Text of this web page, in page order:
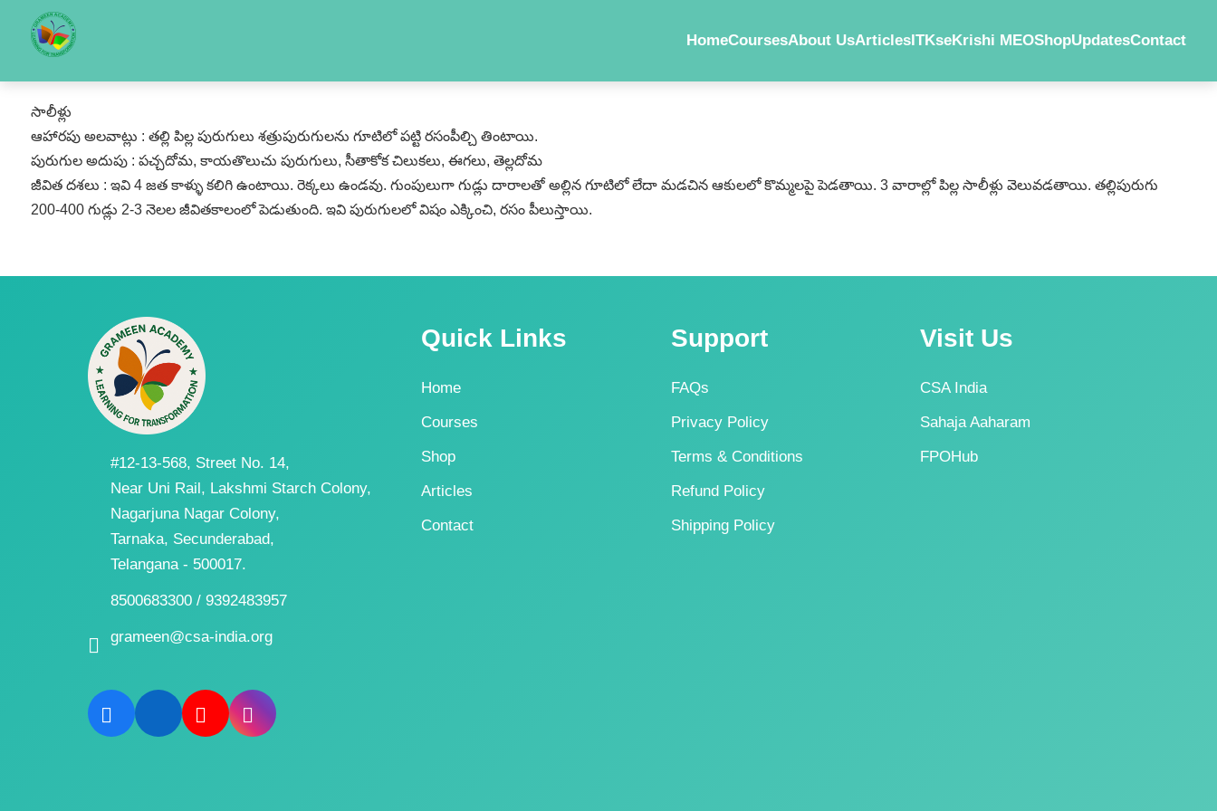
HomeCoursesAbout UsArticlesITKseKrishi MEOShopUpdatesContact
సాలీళ్లు
ఆహారపు అలవాట్లు : తల్లి పిల్ల పురుగులు శత్రుపురుగులను గూటిలో పట్టి రసంపీల్చి తింటాయి.
పురుగుల అదుపు : పచ్చదోమ, కాయతొలుచు పురుగులు, సీతాకోక చిలుకలు, ఈగలు, తెల్లదోమ
జీవిత దశలు : ఇవి 4 జత కాళ్ళు కలిగి ఉంటాయి. రెక్కలు ఉండవు. గుంపులుగా గుడ్లు దారాలతో అల్లిన గూటిలో లేదా మడచిన ఆకులలో కొమ్మలపై పెడతాయి. 3 వారాల్లో పిల్ల సాలీళ్లు వెలువడతాయి. తల్లిపురుగు
200-400 గుడ్లు 2-3 నెలల జీవితకాలంలో పెడుతుంది. ఇవి పురుగులలో విషం ఎక్కించి, రసం పీలుస్తాయి.
#12-13-568, Street No. 14,
Near Uni Rail, Lakshmi Starch Colony,
Nagarjuna Nagar Colony,
Tarnaka, Secunderabad,
Telangana - 500017.
8500683300 / 9392483957
grameen@csa-india.org
Quick Links
Home
Courses
Shop
Articles
Contact
Support
FAQs
Privacy Policy
Terms & Conditions
Refund Policy
Shipping Policy
Visit Us
CSA India
Sahaja Aaharam
FPOHub